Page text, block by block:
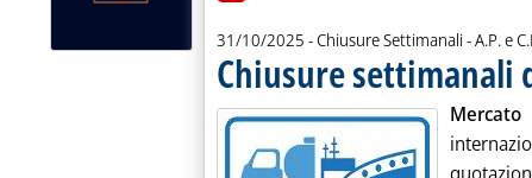
31/10/2025 - Chiusure Settimanali -di:
A.P. e
Chiusure settimanali